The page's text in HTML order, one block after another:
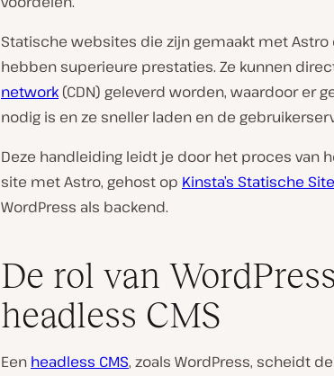
Statische websites die zijn gemaakt met Astro
hebben superieure prestaties. Ze kunnen
network (CDN) geleverd worden, waardoor er
nodig is en ze sneller laden en de
Deze handleiding leidt je door het proces van
site met Astro, gehost op Kinsta’s Statische
WordPress als backend.
De rol van
headless CMS
Een headless CMS, zoals WordPress, scheidt